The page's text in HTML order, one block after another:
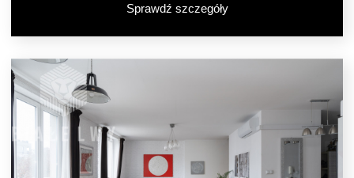
Sprawdź szczegóły